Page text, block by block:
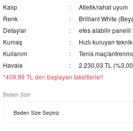
Kalıp
Atletik/rahat uyum
Renk
Brilliant White
Detaylar
efes alabilir panelli
Kumaş
Hızlı kuruyan
Kullanım
Tenis maç/
Havale
2.230,03 TL
*409,99 TL den başlayan taksitlerle!!
Beden Size